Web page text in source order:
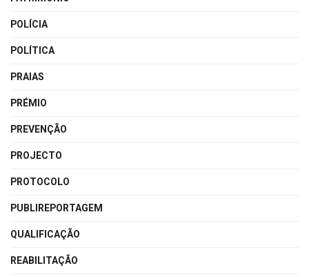
POLÍCIA
POLÍTICA
PRAIAS
PRÉMIO
PREVENÇÃO
PROJECTO
PROTOCOLO
PUBLIREPORTAGEM
QUALIFICAÇÃO
REABILITAÇÃO